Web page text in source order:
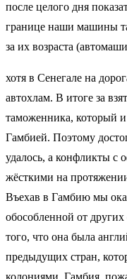
после целого дня
границе наши машины
за их возраста
хотя в Сенегале на
автохлам. В итоге за
таможенника, который
Гамбией. Поэтому
удалось, а конфликты с
жёсткими на
Въехав в Гамбию мы
обособленной от
того, что она была
предыдущих стран,